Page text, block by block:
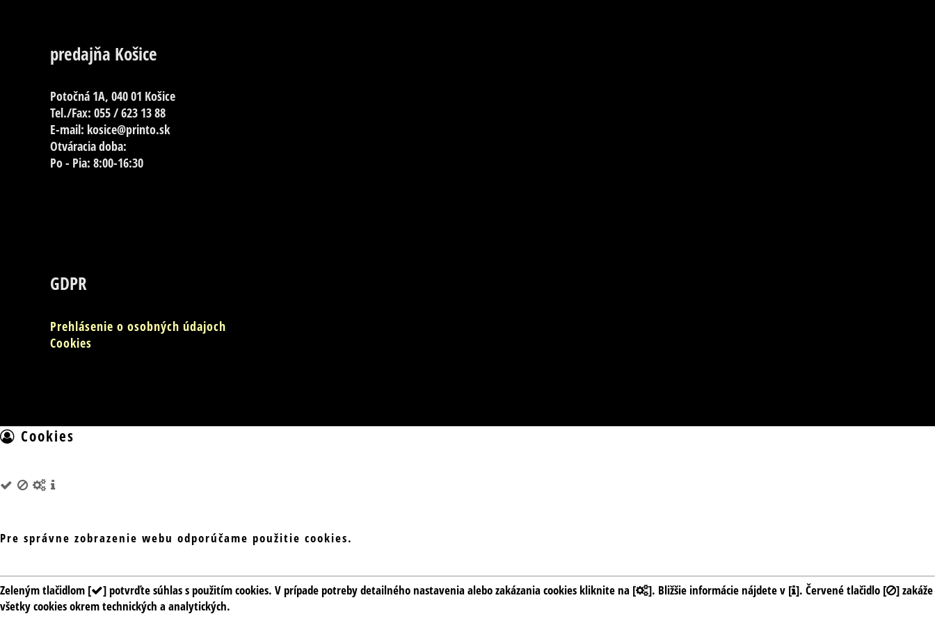
predajňa Košice
Potočná 1A, 040 01 Košice
Tel./Fax: 055 / 623 13 88
E-mail: kosice@printo.sk
Otváracia doba:
Po - Pia: 8:00-16:30
GDPR
Prehlásenie o osobných údajoch
Cookies
Cookies
Pre správne zobrazenie webu odporúčame použitie cookies.
Zeleným tlačidlom [ ] potvrďte súhlas s použitím cookies. V prípade potreby detailného nastavenia alebo zakázania cookies kliknite na [ ]. Bližšie informácie nájdete v [ ]. Červené tlačidlo [
] zakáže
všetky cookies okrem technických a analytických.